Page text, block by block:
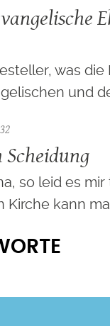
was
und
so leid es
Kirche kann